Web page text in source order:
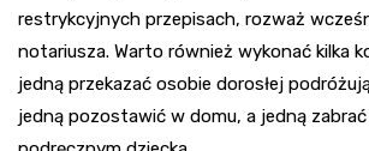
restrykcyjnych przepisach, rozważ
notariusza. Warto również wykonać kilka
jedną przekazać osobie dorosłej
jedną pozostawić w domu, a jedną